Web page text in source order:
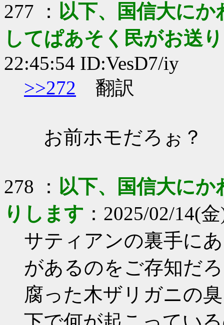
277 ： 以下、国信大に
してぱあそく民がお送
22:45:54 ID:VesD7/iy
>>272 翻訳
お前ホモだろぉ？
278 ： 以下、国信大に
りします ：2025/02/14(
サティアンの裏手に
があるのをご存知だ
腐った木ザリガニの